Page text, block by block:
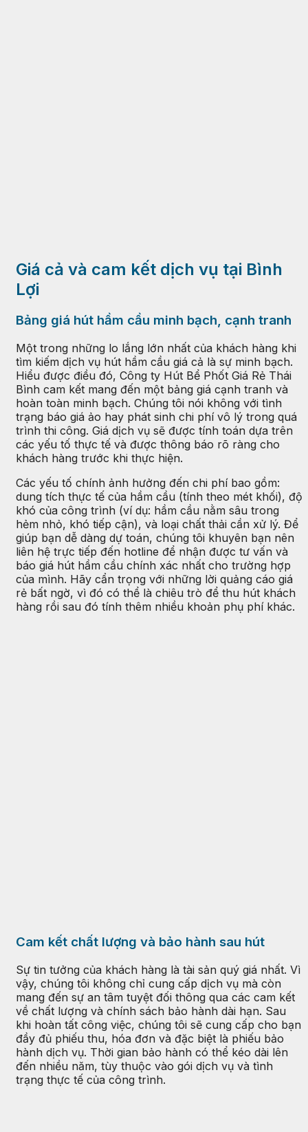
Giá cả và cam kết dịch vụ tại Bình
Lợi
Bảng giá hút hầm cầu minh bạch, cạnh tranh
Một trong những lo lắng lớn nhất của khách hàng khi
tìm kiếm dịch vụ hút hầm cầu giá cả là sự minh bạch.
Hiểu được điều đó, Công ty Hút Bể Phốt Giá Rẻ Thái
Bình cam kết mang đến một bảng giá cạnh tranh và
hoàn toàn minh bạch. Chúng tôi nói không với tình
trạng báo giá ảo hay phát sinh chi phí vô lý trong quá
trình thi công. Giá dịch vụ sẽ được tính toán dựa trên
các yếu tố thực tế và được thông báo rõ ràng cho
khách hàng trước khi thực hiện.
Các yếu tố chính ảnh hưởng đến chi phí bao gồm:
dung tích thực tế của hầm cầu (tính theo mét khối), độ
khó của công trình (ví dụ: hầm cầu nằm sâu trong
hẻm nhỏ, khó tiếp cận), và loại chất thải cần xử lý. Để
giúp bạn dễ dàng dự toán, chúng tôi khuyên bạn nên
liên hệ trực tiếp đến hotline để nhận được tư vấn và
báo giá hút hầm cầu chính xác nhất cho trường hợp
của mình. Hãy cẩn trọng với những lời quảng cáo giá
rẻ bất ngờ, vì đó có thể là chiêu trò để thu hút khách
hàng rồi sau đó tính thêm nhiều khoản phụ phí khác.
Cam kết chất lượng và bảo hành sau hút
Sự tin tưởng của khách hàng là tài sản quý giá nhất. Vì
vậy, chúng tôi không chỉ cung cấp dịch vụ mà còn
mang đến sự an tâm tuyệt đối thông qua các cam kết
về chất lượng và chính sách bảo hành dài hạn. Sau
khi hoàn tất công việc, chúng tôi sẽ cung cấp cho bạn
đầy đủ phiếu thu, hóa đơn và đặc biệt là phiếu bảo
hành dịch vụ. Thời gian bảo hành có thể kéo dài lên
đến nhiều năm, tùy thuộc vào gói dịch vụ và tình
trạng thực tế của công trình.